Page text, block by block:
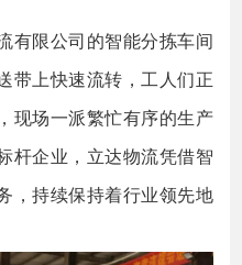
限公司的智能分拣车间
带上快速流转，工人们正
现场一派繁忙有序的生产
杆企业，立达物流凭借智
，持续保持着行业领先地